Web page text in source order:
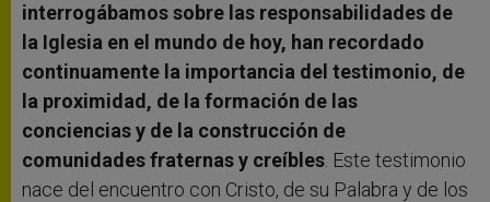
interrogábamos sobre las responsabilidades de
la Iglesia en el mundo de hoy, han recordado
continuamente la importancia del testimonio, de
la proximidad, de la formación de las
conciencias y de la construcción de
comunidades fraternas y creíbles . Este testimonio
nace del encuentro con Cristo, de su Palabra y de los